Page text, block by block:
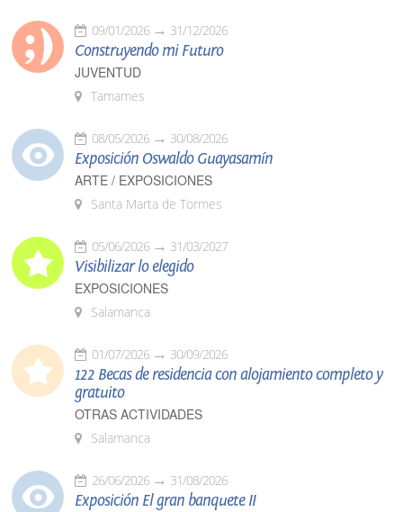
09/01/2026 31/12/2026
Construyendo mi Futuro
JUVENTUD
Tamames
08/05/2026 30/08/2026
Exposición Oswaldo Guayasamín
ARTE / EXPOSICIONES
Santa Marta de Tormes
05/06/2026 31/03/2027
Visibilizar lo elegido
EXPOSICIONES
Salamanca
01/07/2026 30/09/2026
122 Becas de residencia con alojamiento completo y
gratuito
OTRAS ACTIVIDADES
Salamanca
26/06/2026 31/08/2026
Exposición El gran banquete II